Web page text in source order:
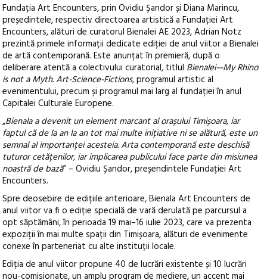
Fundația Art Encounters, prin Ovidiu Șandor și Diana Marincu,
președintele, respectiv directoarea artistică a Fundației Art
Encounters, alături de curatorul Bienalei AE 2023, Adrian Notz
prezintă primele informații dedicate ediției de anul viitor a Bienalei
de artă contemporană.Este anunțat în premieră, după o
deliberare atentă a colectivului curatorial, titlul Bienalei—My Rhino
is not a Myth. Art-Science-Fictions, programul artistic al
evenimentului, precum și programul mai larg al fundației în anul
Capitalei Culturale Europene.
„Bienala a devenit un element marcant al orașului Timișoara, iar
faptul că de la an la an tot mai multe inițiative ni se alătură, este un
semnal al importanței acesteia. Arta contemporană este deschisă
tuturor cetățenilor, iar implicarea publicului face parte din misiunea
noastră de bază” – Ovidiu Șandor, preșendintele Fundației Art
Encounters.
Spre deosebire de edițiile anterioare, Bienala Art Encounters de
anul viitor va fi o ediție specială de vară derulată pe parcursul a
opt săptămâni, în perioada 19 mai–16 iulie 2023, care va prezenta
expoziții în mai multe spații din Timișoara, alături de evenimente
conexe în parteneriat cu alte instituții locale.
Ediția de anul viitor propune 40 de lucrări existente și 10 lucrări
nou-comisionate, un amplu program de mediere, un accent mai